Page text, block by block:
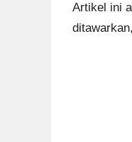
Artikel ini